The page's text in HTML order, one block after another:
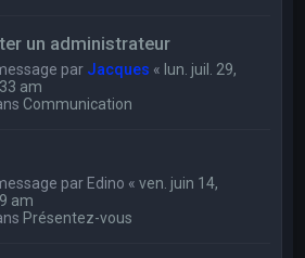
un administrateur
par Jacques « lun. juil. 29,
am
Communication
par Edino «ven. juin 14,
am
Présentez-vous